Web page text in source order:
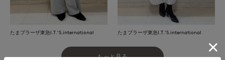
たまプラーザ東急I.T.'S.international たまプラーザ東急I.T.'S.international
もっと見る